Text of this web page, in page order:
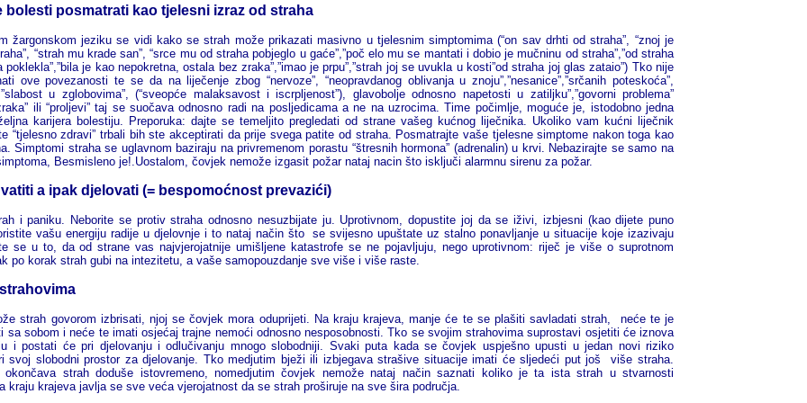
bolesti posmatrati kao tjelesni izraz od straha
žargonskom jeziku se vidi kako se strah može prikazati masivno u tjelesnim simptomima (“on sav drhti od straha”, “znoj je
“strah mu krade san”, “srce mu od straha pobjeglo u gaće”,”poč elo mu se mantati i dobio je mučninu od straha”,”od straha
je kao nepokretna, ostala bez zraka”,”imao je prpu”,”strah joj se uvukla u kosti”od straha joj glas zataio”) Tko nije
ove povezanosti te se da na liječenje zbog “nervoze”, “neopravdanog oblivanja u znoju”,”nesanice”,”srčanih poteskoća”,
u zglobovima”, (“sveopće malaksavost i iscrpljenost”), glavobolje odnosno napetosti u zatiljku”,”govorni problema”
ili “proljevi”taj se suočava odnosno radi na posljedicama a ne na uzrocima.Time počimlje, moguće je, istodobno jedna
karijera bolestiju. Preporuka: dajte se temeljito pregledati od strane vašeg kućnog liječnika. Ukoliko vam kućni liječnik
“tjelesno zdravi” trbali bih ste akceptirati da prije svega patite od straha. Posmatrajte vaše tjelesne simptome nakon toga kao
Simptomi straha se uglavnom baziraju na privremenom porastu “štresnih hormona” (adrenalin) u krvi. Nebazirajte se samo na
Besmisleno je!.Uostalom, čovjek nemože izgasit požar nataj nacin što isključi alarmnu sirenu za požar.
a ipak djelovati (= bespomoćnost prevazići)
i paniku. Neborite se protiv straha odnosno nesuzbijate ju. Uprotivnom, dopustite joj da se iživi, izbjesni (kao dijete puno
vašu energiju radije u djelovnje i to nataj način što se svijesno upuštate uz stalno ponavljanje u situacije koje izazivaju
se u to, da od strane vas najvjerojatnije umišljene katastrofe se ne pojavljuju, nego uprotivnom: riječ je više o suprotnom
po korak strah gubi na intezitetu, a vaše samopouzdanje sve više i više raste.
strah govorom izbrisati, njoj se čovjek mora oduprijeti. Na kraju krajeva, manje će te se plašiti savladati strah, neće te je
sa sobom i neće te imati osjećaj trajne nemoći odnosno nesposobnosti. Tko se svojim strahovima suprostavi osjetiti će iznova
i postati će pri djelovanju i odlučivanju mnogo slobodniji. Svaki puta kada se čovjek uspješno upusti u jedan novi riziko
svoj slobodni prostor za djelovanje. Tko medjutim bježi ili izbjegava strašive situacije imati će sljedeći put još
više straha.
okončava strah doduše istovremeno, nomedjutim čovjek nemože nataj način saznati koliko je ta ista strah u stvarnosti
kraju krajeva javlja se sve veća vjerojatnost da se strah proširuje na sve šira područja.